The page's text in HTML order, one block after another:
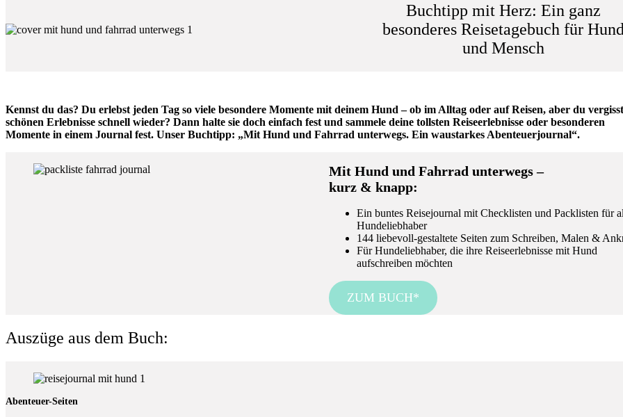
Buchtipp mit Herz: Ein ganz
besonderes Reisetagebuch für Hund
und Mensch
Kennst du das? Du erlebst jeden Tag so viele besondere Momente mit deinem Hund – ob im Alltag oder auf Reisen, aber du
schönen Erlebnisse schnell wieder? Dann halte sie doch einfach fest und sammele deine tollsten Reiseerlebnisse oder besonderen
Momente in einem Journal fest. Unser Buchtipp: „Mit Hund und Fahrrad unterwegs. Ein waustarkes Abenteuerjournal“.
Mit Hund und Fahrrad unterwegs –
kurz & knapp:
Ein buntes Reisejournal mit Checklisten und Packlisten für
Hundeliebhaber
144 liebevoll-gestaltete Seiten zum Schreiben, Malen &
Für Hundeliebhaber, die ihre Reiseerlebnisse mit Hund
aufschreiben möchten
ZUM BUCH*
Auszüge aus dem Buch:
Abenteuer-Seiten